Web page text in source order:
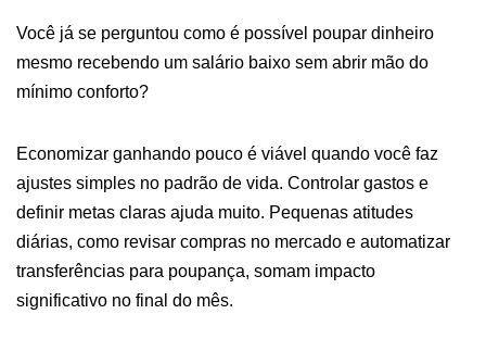
Você já se perguntou como é possível poupar dinheiro
mesmo recebendo um salário baixo sem abrir mão do
mínimo conforto?
Economizar ganhando pouco é viável quando você faz
ajustes simples no padrão de vida. Controlar gastos e
definir metas claras ajuda muito. Pequenas atitudes
diárias, como revisar compras no mercado e automatizar
transferências para poupança, somam impacto
significativo no final do mês.